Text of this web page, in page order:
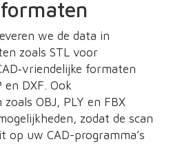
we de data in
zoals STL voor
formaten
en DXF. Ook
OBJ, PLY en FBX
zodat de scan
op uw CAD-programma’s